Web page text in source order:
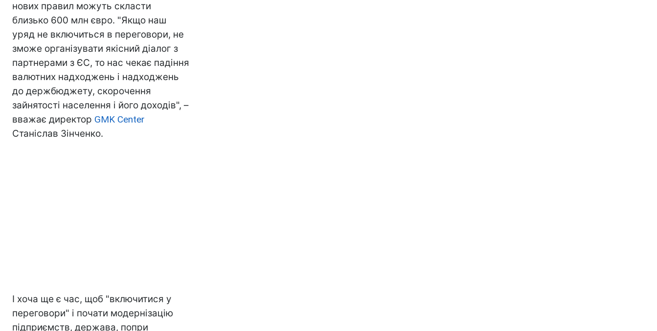
нових правил можуть скласти
близько 600 млн євро. "Якщо наш
уряд не включиться в переговори, не
зможе організувати якісний діалог з
партнерами з ЄС, то нас чекає падіння
валютних надходжень і надходжень
до держбюджету, скорочення
зайнятості населення і його доходів", –
вважає директор GMK Center
Станіслав Зінченко.
І хоча ще є час, щоб "включитися у
переговори" і почати модернізацію
підприємств, держава, попри